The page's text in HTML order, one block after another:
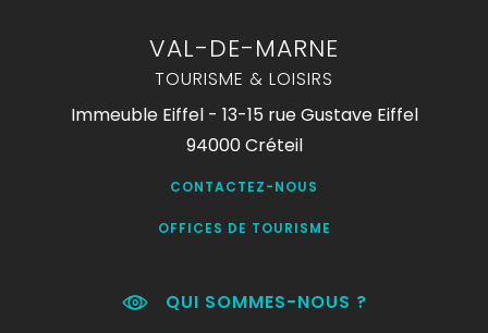
VAL-DE-MARNE
TOURISME & LOISIRS
Immeuble Eiffel - 13-15 rue Gustave Eiffel
94000 Créteil
CONTACTEZ-NOUS
OFFICES DE TOURISME
QUI SOMMES-NOUS ?